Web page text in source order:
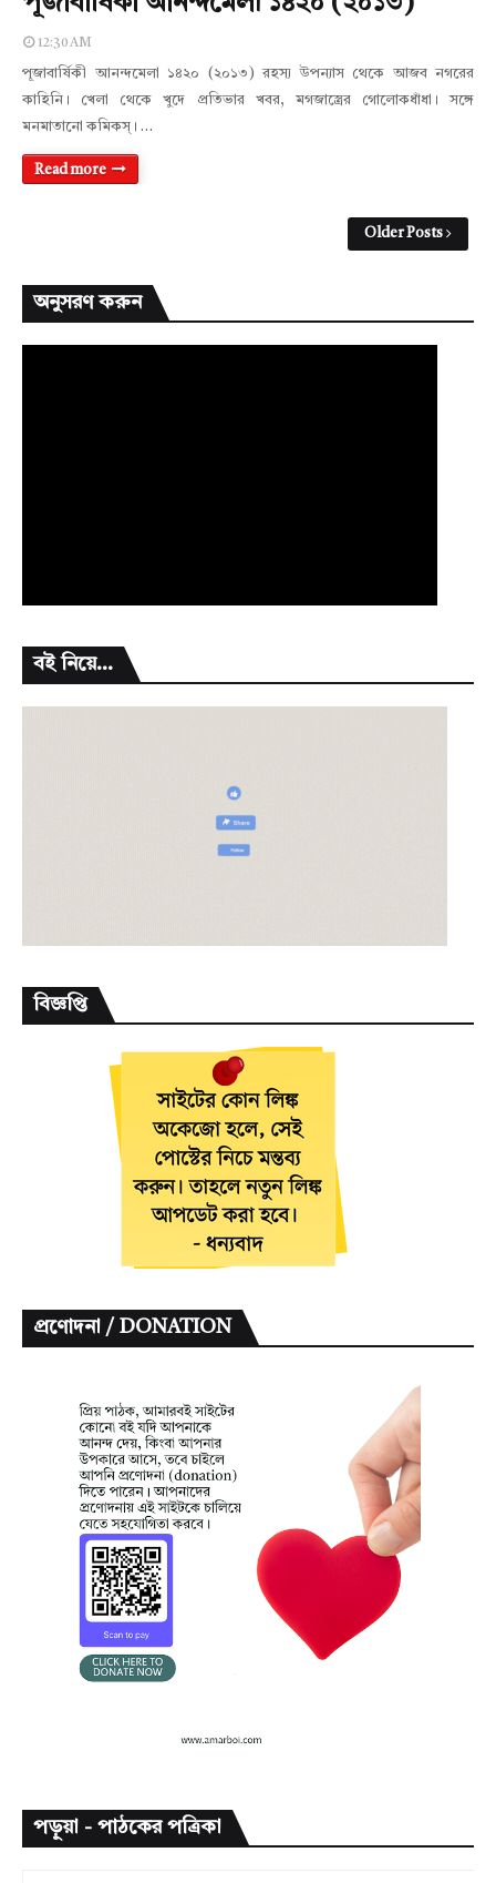
12:30 AM
পূজাবার্ষিকী আনন্দমেলা ১৪২০ (২০১৩) রহস্য উপন্যাস থেকে আজব নগরের
কাহিনি। খেলা থেকে খুদে প্রতিভার খবর, মগজাস্ত্রের গোলোকধাঁধা। সঙ্গে
মনমাতানো কমিকস্। …
Read more
Older Posts
অনুসরণ করুন
বই নিয়ে...
বিজ্ঞপ্তি
প্রণোদনা / DONATION
পড়ুয়া - পাঠকের পত্রিকা